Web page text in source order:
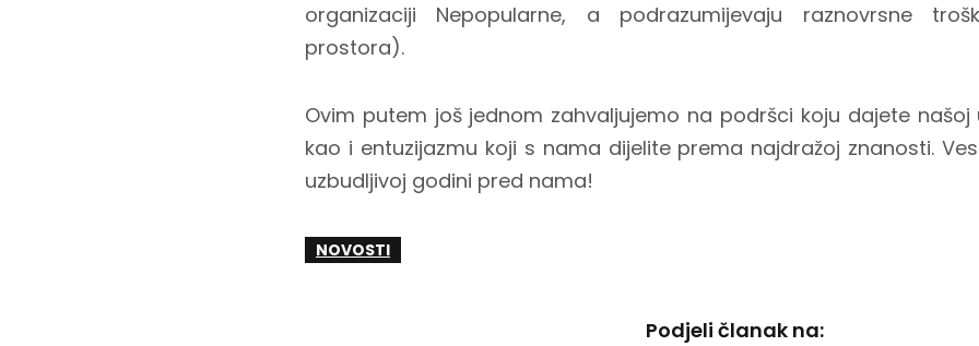
organizaciji Nepopularne, a podrazumijevaju raznovrsne
prostora).
Ovim putem još jednom zahvaljujemo na podršci koju dajete našoj
kao i entuzijazmu koji s nama dijelite prema najdražoj znanosti.
uzbudljivoj godini pred nama!
NOVOSTI
Podjeli članak na: